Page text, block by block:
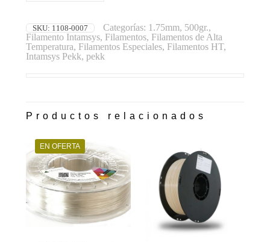
1.75mm
(Natural)
cantidad
SKU: 1108-0007 Categorías: 1.75mm, 500gr.,
Filamento Intamsys, Filamentos, Filamentos de Alta
Temperatura, Filamentos Especiales, Filamentos HT,
Intamsys Pekk, pekk
Productos relacionados
EN OFERTA